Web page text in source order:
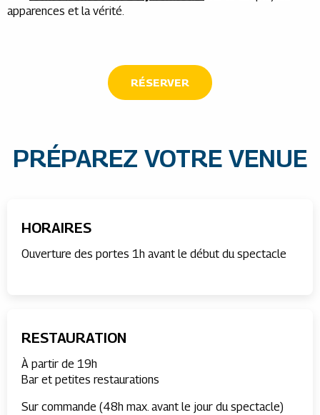
apparences et la vérité.
RÉSERVER
PRÉPAREZ VOTRE VENUE
HORAIRES
Ouverture des portes 1h avant le début du spectacle
RESTAURATION
À partir de 19h
Bar et petites restaurations
Sur commande (48h max. avant le jour du spectacle)